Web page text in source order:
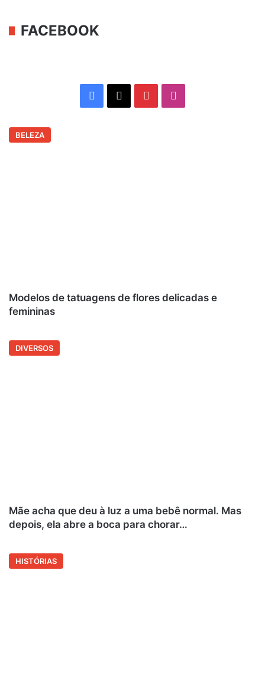
FACEBOOK
Facebook
X Pinterest
BELEZA
Modelos de tatuagens de flores delicadas e
femininas
DIVERSOS
Mãe acha que deu à luz a uma bebê normal. Mas
depois, ela abre a boca para chorar…
HISTÓRIAS